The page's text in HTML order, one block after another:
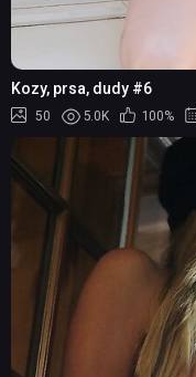
Kozy, prsa, dudy #6
50 5.0K 100%